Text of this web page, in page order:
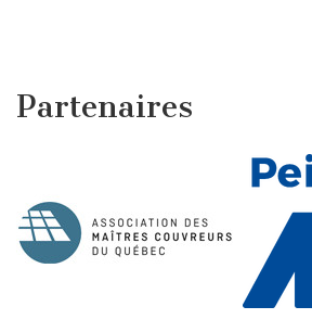
Partenaires